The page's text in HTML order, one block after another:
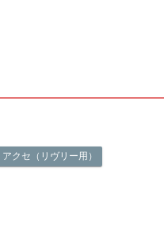
アクセ（リヴリー用）